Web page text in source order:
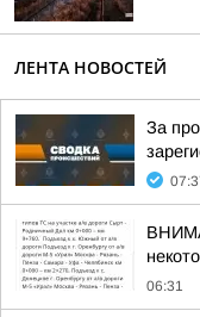
ЛЕНТА НОВОСТЕЙ
За
06:31